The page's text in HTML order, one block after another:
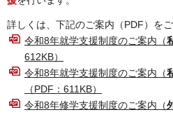
詳しくは、下記のご案内（PDF）をご
令和8年就学支援制度のご案内（
612KB）
令和8年就学支援制度のご案内（
（PDF：611KB）
令和8年修学支援制度のご案内（